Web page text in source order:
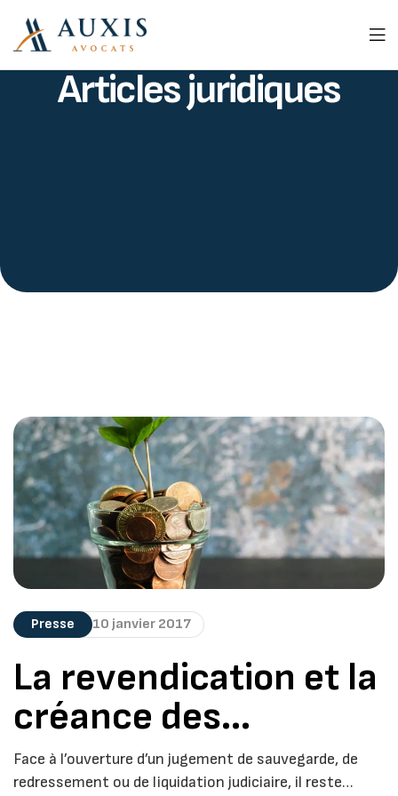
Articles juridiques
Presse 10 janvier 2017
La revendication et la
créance des
fournisseurs
Face à l’ouverture d’un jugement de sauvegarde, de
redressement ou de liquidation judiciaire, il reste